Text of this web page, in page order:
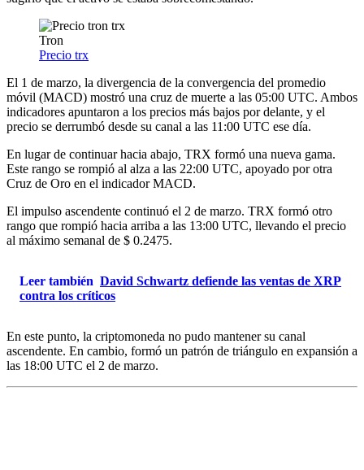
Tron
Precio trx
El 1 de marzo, la divergencia de la convergencia del promedio
móvil (MACD) mostró una cruz de muerte a las 05:00 UTC. Ambos
indicadores apuntaron a los precios más bajos por delante, y el
precio se derrumbó desde su canal a las 11:00 UTC ese día.
En lugar de continuar hacia abajo, TRX formó una nueva gama.
Este rango se rompió al alza a las 22:00 UTC, apoyado por otra
Cruz de Oro en el indicador MACD.
El impulso ascendente continuó el 2 de marzo. TRX formó otro
rango que rompió hacia arriba a las 13:00 UTC, llevando el precio
al máximo semanal de $ 0.2475.
Leer también David Schwartz defiende las ventas de XRP
contra los críticos
En este punto, la criptomoneda no pudo mantener su canal
ascendente. En cambio, formó un patrón de triángulo en expansión a
las 18:00 UTC el 2 de marzo.